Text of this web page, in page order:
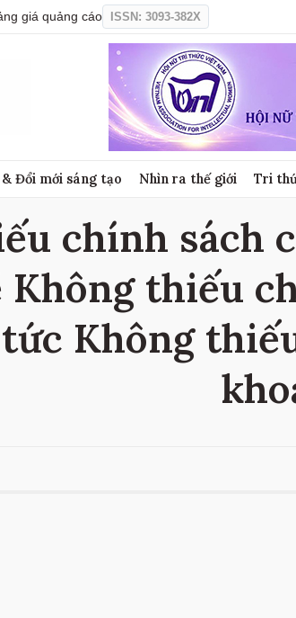
giá quảng cáo ISSN: 3093-382X
Đổi mới sáng tạo Nhìn ra thế giới Tri
chính sách
thiếu
Không